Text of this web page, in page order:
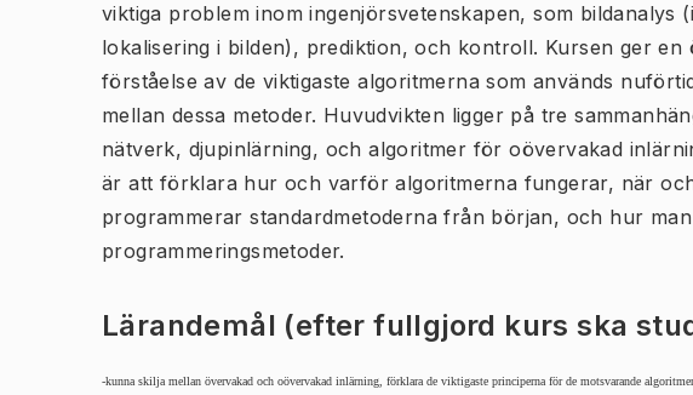
viktiga problem inom ingenjörsvetenskapen, som bildanalys
lokalisering i bilden), prediktion, och kontroll. Kursen ger en
förståelse av de viktigaste algoritmerna som används
mellan dessa metoder. Huvudvikten ligger på tre
nätverk, djupinlärning, och algoritmer för oövervakad
är att förklara hur och varför algoritmerna fungerar, när
programmerar standardmetoderna från början, och hur
programmeringsmetoder.
Lärandemål (efter fullgjord kurs ska
-kunna skilja mellan övervakad och oövervakad inlärning, förklara de viktigaste principerna för de motsvarande